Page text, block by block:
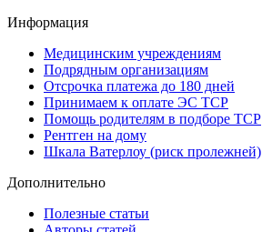
Информация
Медицинским учреждениям
Подрядным организациям
Отсрочка платежа до 180 дней
Принимаем к оплате ЭС ТСР
Помощь родителям в подборе ТСР
Рентген на дому
Шкала Ватерлоу (риск пролежней)
Дополнительно
Полезные статьи